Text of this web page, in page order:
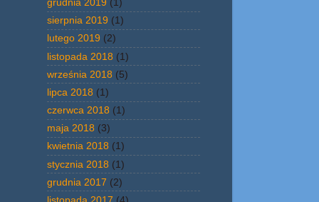
sierpnia 2019 (1)
lutego 2019 (2)
listopada 2018 (1)
września 2018 (5)
lipca 2018 (1)
czerwca 2018 (1)
maja 2018 (3)
kwietnia 2018 (1)
stycznia 2018 (1)
grudnia 2017 (2)